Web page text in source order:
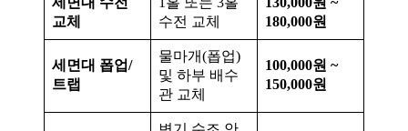
교체
수전 교체
180,000원
세면대 폽업/
트랩
물마개(폽업)
및 하부 배수
관 교체
100,000원 ~
150,000원